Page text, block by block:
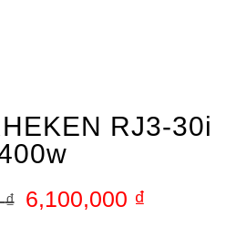
RJ3-30i
₫ 6,100,000 ₫